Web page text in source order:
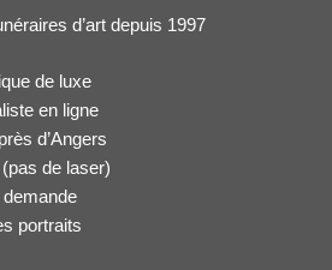
d’art depuis 1997
de luxe
en ligne
d’Angers
de laser)
portraits